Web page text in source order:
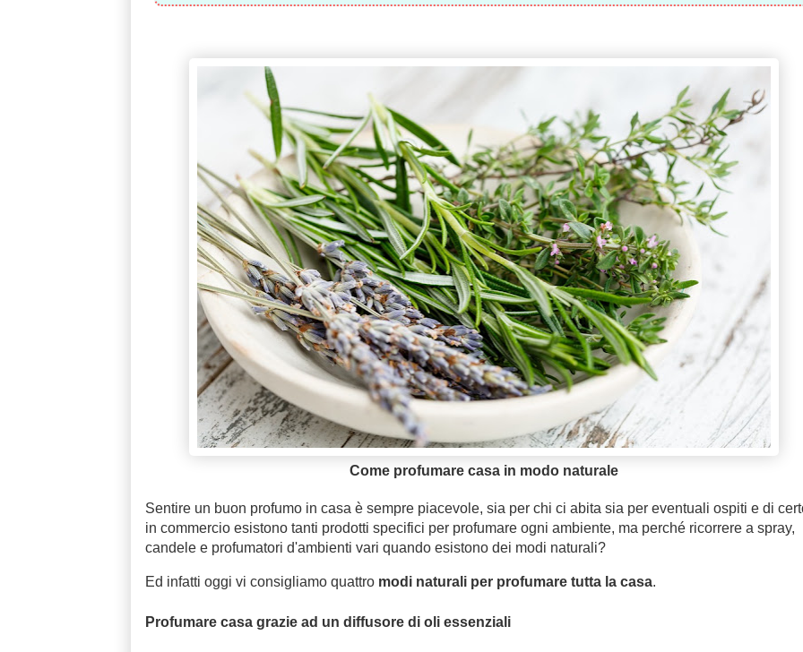
Come profumare casa in modo naturale
Sentire un buon profumo in casa è sempre piacevole, sia per chi ci abita sia per eventuali ospiti e di
in commercio esistono tanti prodotti specifici per profumare ogni ambiente, ma perché ricorrere a spray,
candele e profumatori d'ambienti vari quando esistono dei modi naturali?
Ed infatti oggi vi consigliamo quattro modi naturali per profumare tutta la casa.
Profumare casa grazie ad un diffusore di oli essenziali